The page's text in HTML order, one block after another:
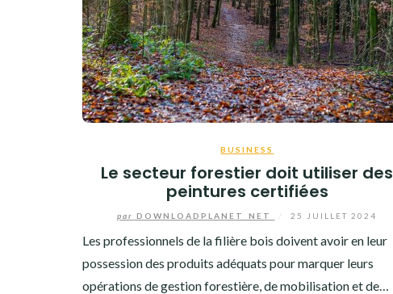
BUSINESS
Le secteur forestier doit utiliser des
peintures certifiées
par DOWNLOADPLANET_NET 25 JUILLET 2024
Les professionnels de la filière bois doivent avoir en leur
possession des produits adéquats pour marquer leurs
opérations de gestion forestière, de mobilisation et de…